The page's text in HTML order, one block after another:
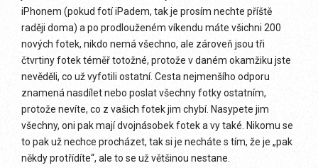
iPhonem (pokud fotí iPadem, tak je prosím nechte příště
raději doma) a po prodlouženém víkendu máte všichni 200
nových fotek, nikdo nemá všechno, ale zároveň jsou tři
čtvrtiny fotek téměř totožné, protože v daném okamžiku jste
nevěděli, co už vyfotili ostatní. Cesta nejmenšího odporu
znamená nasdílet nebo poslat všechny fotky ostatním,
protože nevíte, co z vašich fotek jim chybí. Nasypete jim
všechny, oni pak mají dvojnásobek fotek a vy také. Nikomu se
to pak už nechce procházet, tak si je necháte s tím, že je „pak
někdy protřídíte“, ale to se už většinou nestane.